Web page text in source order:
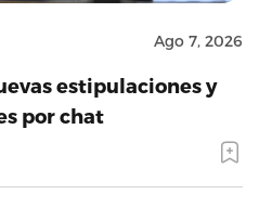
Ago 7, 2026
estipulaciones y
por chat